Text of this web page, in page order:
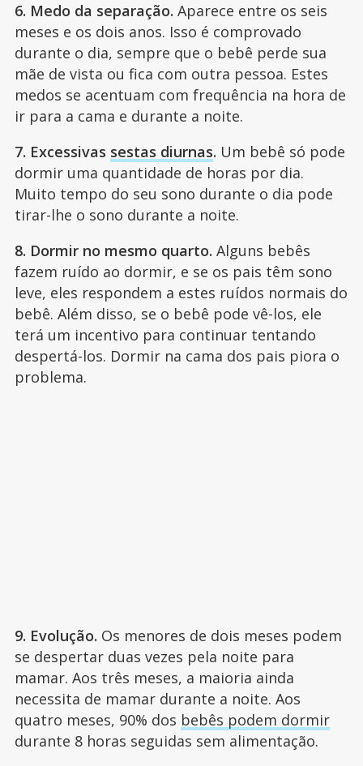
6. Medo da separação. Aparece entre os seis
meses e os dois anos. Isso é comprovado
durante o dia, sempre que o bebê perde sua
mãe de vista ou fica com outra pessoa. Estes
medos se acentuam com frequência na hora de
ir para a cama e durante a noite.
7. Excessivas sestas diurnas. Um bebê só pode
dormir uma quantidade de horas por dia.
Muito tempo do seu sono durante o dia pode
tirar-lhe o sono durante a noite.
8. Dormir no mesmo quarto. Alguns bebês
fazem ruído ao dormir, e se os pais têm sono
leve, eles respondem a estes ruídos normais do
bebê. Além disso, se o bebê pode vê-los, ele
terá um incentivo para continuar tentando
despertá-los. Dormir na cama dos pais piora o
problema.
9. Evolução. Os menores de dois meses podem
se despertar duas vezes pela noite para
mamar. Aos três meses, a maioria ainda
necessita de mamar durante a noite. Aos
quatro meses, 90% dos bebês podem dormir
durante 8 horas seguidas sem alimentação.